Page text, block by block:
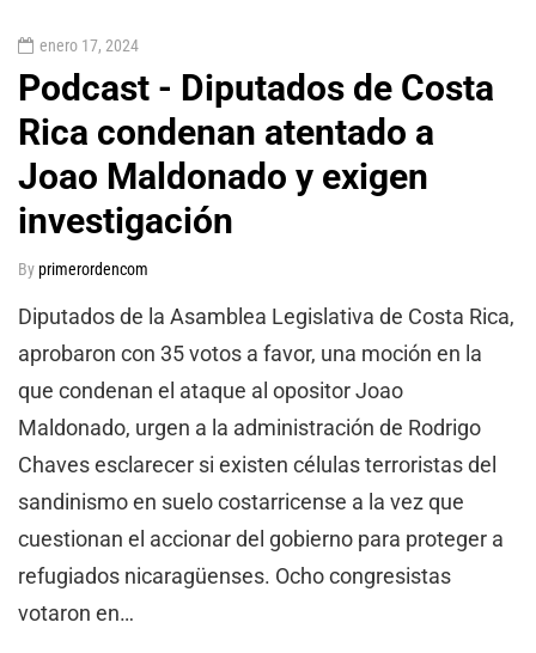
enero 17, 2024
Podcast - Diputados de Costa
Rica condenan atentado a
Joao Maldonado y exigen
investigación
Byprimerordencom
Diputados de la Asamblea Legislativa de Costa Rica,
aprobaron con 35 votos a favor, una moción en la
que condenan el ataque al opositor Joao
Maldonado, urgen a la administración de Rodrigo
Chaves esclarecer si existen células terroristas del
sandinismo en suelo costarricense a la vez que
cuestionan el accionar del gobierno para proteger a
refugiados nicaragüenses. Ocho congresistas
votaron en…